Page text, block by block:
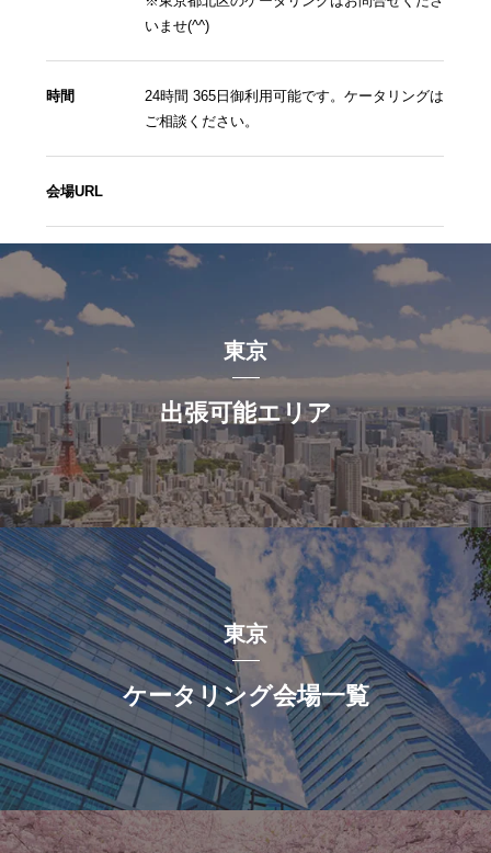
いませ(^^)
時間
24時間 365日御利用可能です。ケータリングは
ご相談ください。
会場URL
東京
出張可能エリア
東京
ケータリング会場一覧